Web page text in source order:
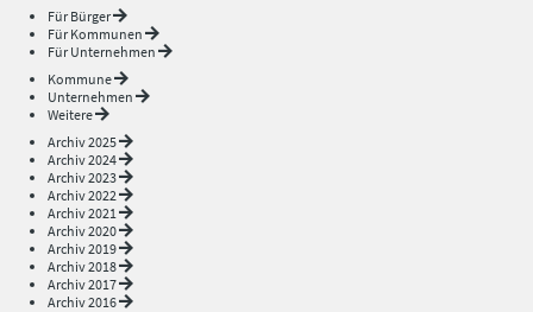
Für Bürger
Für Kommunen
Für Unternehmen
Kommune
Unternehmen
Weitere
Archiv 2025
Archiv 2024
Archiv 2023
Archiv 2022
Archiv 2021
Archiv 2020
Archiv 2019
Archiv 2018
Archiv 2017
Archiv 2016